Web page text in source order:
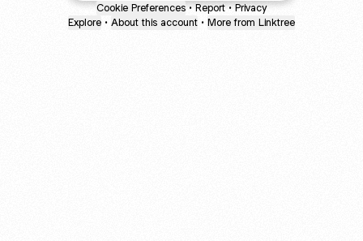
Cookie Preferences • Report • Privacy
Explore • About this account • More from Linktree